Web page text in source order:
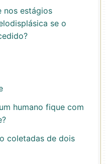
nos estágios
se o
humano fique com
coletadas de dois